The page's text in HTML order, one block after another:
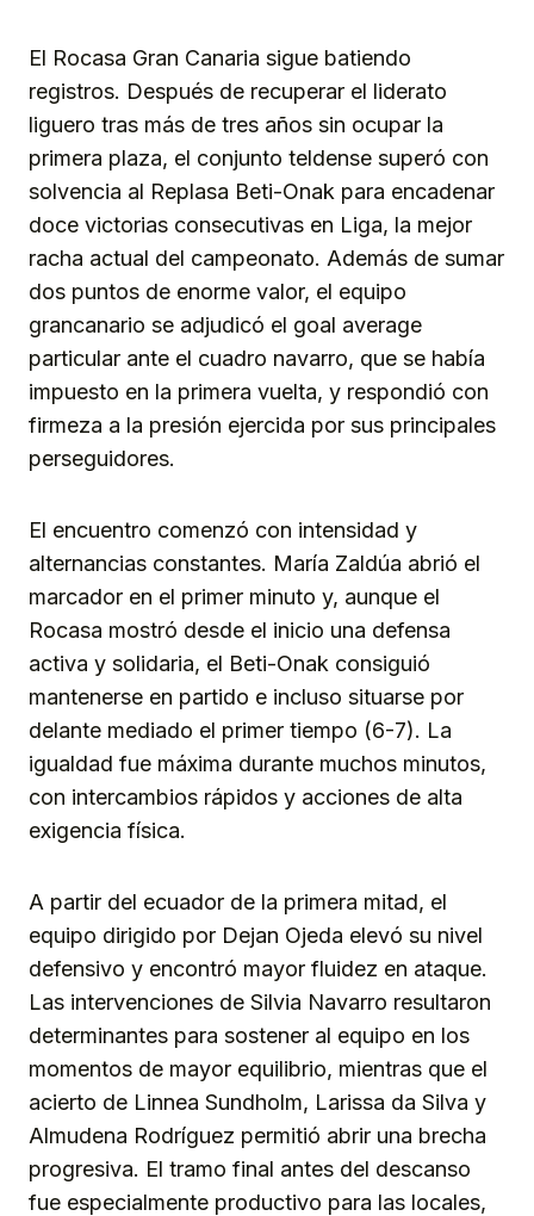
El Rocasa Gran Canaria sigue batiendo
registros. Después de recuperar el liderato
liguero tras más de tres años sin ocupar la
primera plaza, el conjunto teldense superó con
solvencia al Replasa Beti-Onak para encadenar
doce victorias consecutivas en Liga, la mejor
racha actual del campeonato. Además de sumar
dos puntos de enorme valor, el equipo
grancanario se adjudicó el goal average
particular ante el cuadro navarro, que se había
impuesto en la primera vuelta, y respondió con
firmeza a la presión ejercida por sus principales
perseguidores.
El encuentro comenzó con intensidad y
alternancias constantes. María Zaldúa abrió el
marcador en el primer minuto y, aunque el
Rocasa mostró desde el inicio una defensa
activa y solidaria, el Beti-Onak consiguió
mantenerse en partido e incluso situarse por
delante mediado el primer tiempo (6-7). La
igualdad fue máxima durante muchos minutos,
con intercambios rápidos y acciones de alta
exigencia física.
A partir del ecuador de la primera mitad, el
equipo dirigido por Dejan Ojeda elevó su nivel
defensivo y encontró mayor fluidez en ataque.
Las intervenciones de Silvia Navarro resultaron
determinantes para sostener al equipo en los
momentos de mayor equilibrio, mientras que el
acierto de Linnea Sundholm, Larissa da Silva y
Almudena Rodríguez permitió abrir una brecha
progresiva. El tramo final antes del descanso
fue especialmente productivo para las locales,